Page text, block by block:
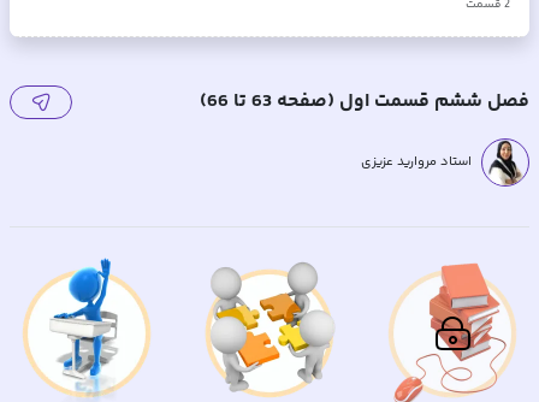
2قسمت
فصل ششم قسمت اول (صفحه 63 تا 66)
استاد مروارید عزیزی